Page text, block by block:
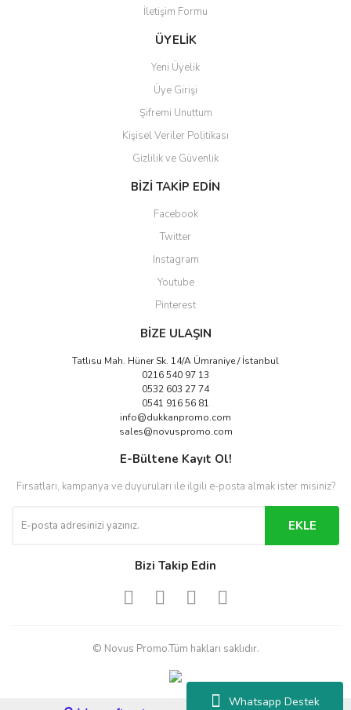
Whatsapp Destek
Ürün bilgilerinde hatalar bulunuyor.
Ürün fiyatı diğer sitelerden daha pahalı.
Bu ürüne benzer farklı alternatifler olmalı.
Gönder
İletişim Formu
ÜYELİK
Yeni Üyelik
Üye Girişi
Şifremi Unuttum
Kişisel Veriler Politikası
Gizlilik ve Güvenlik
BİZİ TAKİP EDİN
Facebook
Twitter
Instagram
Youtube
Pinterest
BİZE ULAŞIN
Tatlısu Mah. Hüner Sk. 14/A Ümraniye / İstanbul
0216 540 97 13
0532 603 27 74
0541 916 56 81
info@dukkanpromo.com
sales@novuspromo.com
E-Bültene Kayıt Ol!
Fırsatları, kampanya ve duyuruları ile ilgili e-posta almak ister misiniz?
EKLE
Bizi Takip Edin
© Novus Promo.Tüm hakları saklıdır.